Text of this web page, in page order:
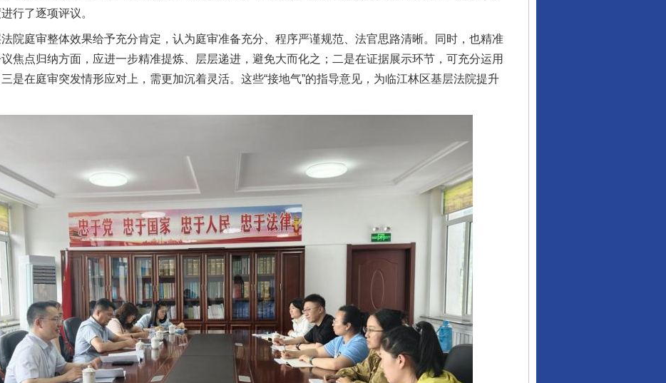
行了逐项评议。
庭审整体效果给予充分肯定，认为庭审准备充分、程序严谨规范、法官思路清晰。同时，也精准
焦点归纳方面，应进一步精准提炼、层层递进，避免大而化之；二是在证据展示环节，可充分运用
是在庭审突发情形应对上，需更加沉着灵活。这些“接地气”的指导意见，为临江林区基层法院提升